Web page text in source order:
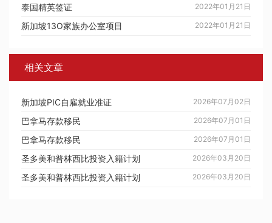
2022年01月21日
泰国精英签证
2022年01月21日
新加坡13O家族办公室项目
相关文章
2026年07月02日
新加坡PIC自雇就业准证
2026年07月01日
巴拿马存款移民
2026年07月01日
巴拿马存款移民
2026年03月20日
圣多美和普林西比投资入籍计划
2026年03月20日
圣多美和普林西比投资入籍计划